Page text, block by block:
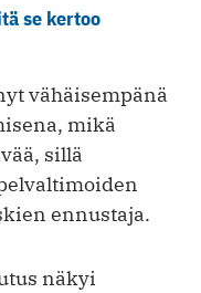
se kertoo
vähäisempänä
mikä
sillä
ennustaja.
näkyi